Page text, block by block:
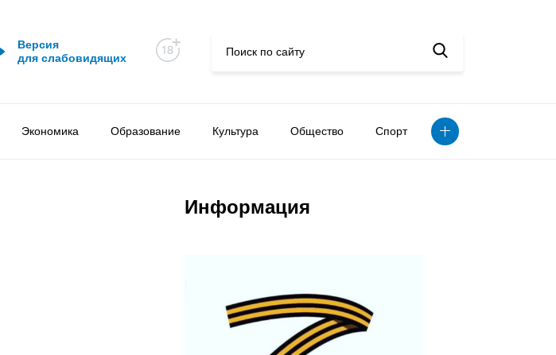
Версия
для слабовидящих
Экономика Образование Культура Общество Спорт
Информация